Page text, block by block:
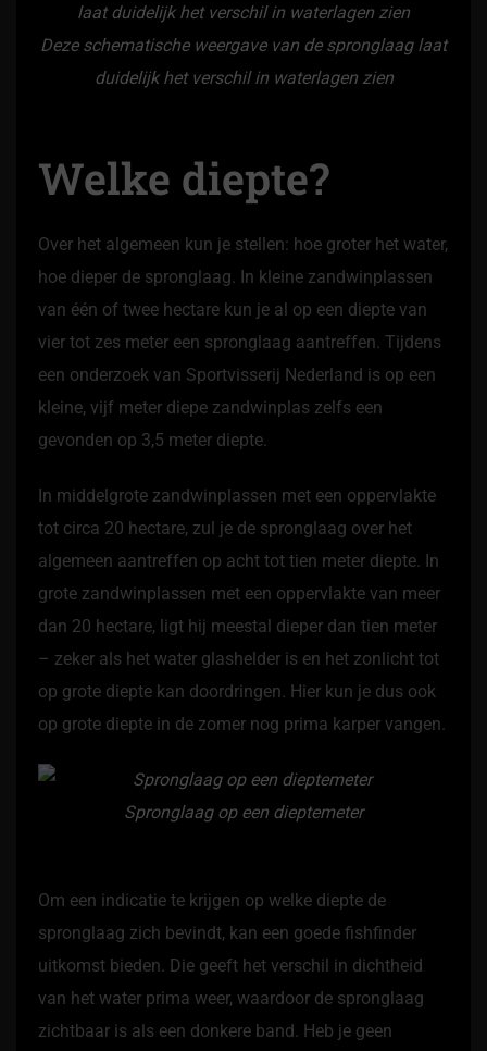
Deze schematische weergave van de spronglaag laat
duidelijk het verschil in waterlagen zien
Welke diepte?
Over het algemeen kun je stellen: hoe groter het water,
hoe dieper de spronglaag. In kleine zandwinplassen
van één of twee hectare kun je al op een diepte van
vier tot zes meter een spronglaag aantreffen. Tijdens
een onderzoek van Sportvisserij Nederland is op een
kleine, vijf meter diepe zandwinplas zelfs een
gevonden op 3,5 meter diepte.
In middelgrote zandwinplassen met een oppervlakte
tot circa 20 hectare, zul je de spronglaag over het
algemeen aantreffen op acht tot tien meter diepte. In
grote zandwinplassen met een oppervlakte van meer
dan 20 hectare, ligt hij meestal dieper dan tien meter
– zeker als het water glashelder is en het zonlicht tot
op grote diepte kan doordringen. Hier kun je dus ook
op grote diepte in de zomer nog prima karper vangen.
Spronglaag op een dieptemeter
Om een indicatie te krijgen op welke diepte de
spronglaag zich bevindt, kan een goede fishfinder
uitkomst bieden. Die geeft het verschil in dichtheid
van het water prima weer, waardoor de spronglaag
zichtbaar is als een donkere band. Heb je geen